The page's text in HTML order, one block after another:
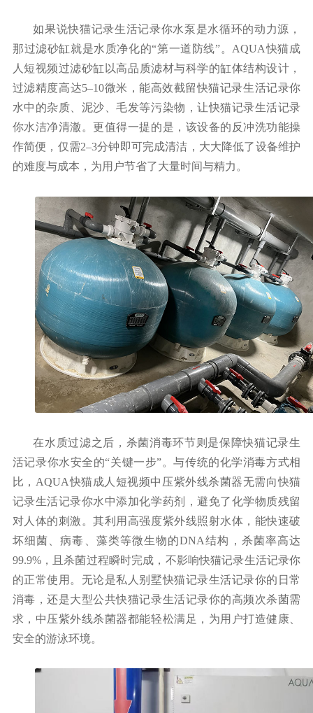
如果说快猫记录生活记录你水泵是水循环的动力源，
那过滤砂缸就是水质净化的“第一道防线”。AQUA快猫成
人短视频过滤砂缸 以高品质滤材与科学的缸体结构设计，
过滤精度高达5–10微米 ，能高效截留快猫记录生活记录你
水中的杂质、泥沙、毛发等污染物，让快猫记录生活记录
你水洁净清澈。更值得一提的是，该设备的反冲洗功能操
作简便， 仅需2–3分钟即可完成清洁，大大降低了设备维护
的难度与成本，为用户节省了大量时间与精力。
在水质过滤之后，杀菌消毒环节则是保障快猫记录生
活记录你水安全的“关键一步”。与传统的化学消毒方式相
比，AQUA快猫成人短视频中压紫外线杀菌器无需向快猫
记录生活记录你水中添加化学药剂，避免了化学物质残留
对人体的刺激。其利用高强度紫外线照射水体，能快速破
坏细菌、病毒、藻类等微生物的DNA结构，杀菌率高达
99.9%，且杀菌过程瞬时完成，不影响快猫记录生活记录你
的正常使用。无论是私人别墅快猫记录生活记录你的日常
消毒，还是大型公共快猫记录生活记录你的高频次杀菌需
求，中压紫外线杀菌器都能轻松满足，为用户打造健康、
安全的游泳环境。